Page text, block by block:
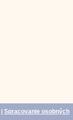
Spracovanie osobných